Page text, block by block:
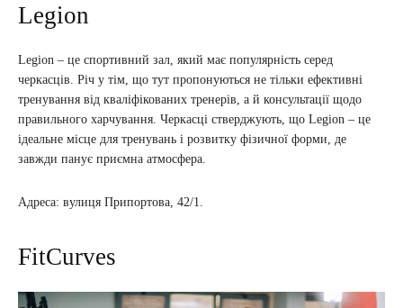
Legion
Legion – це спортивний зал, який має популярність серед
черкасців. Річ у тім, що тут пропонуються не тільки ефективні
тренування від кваліфікованих тренерів, а й консультації щодо
правильного харчування. Черкасці стверджують, що Legion – це
ідеальне місце для тренувань і розвитку фізичної форми, де
завжди панує приємна атмосфера.
Адреса: вулиця Припортова, 42/1.
FitCurves